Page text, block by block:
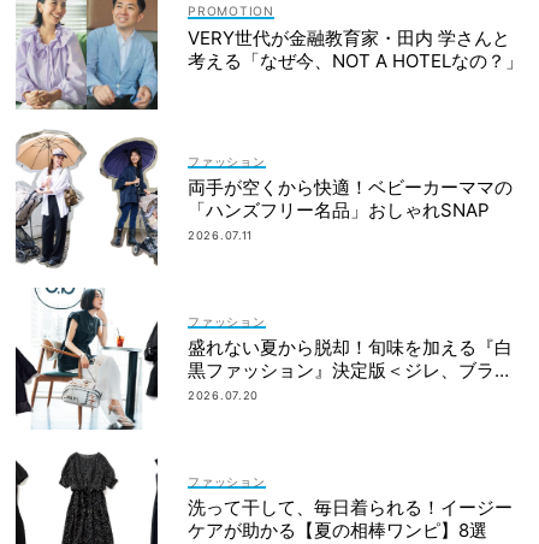
VERY世代が金融教育家・田内 学さんと
考える「なぜ今、NOT A HOTELなの？」
ファッション
両手が空くから快適！ベビーカーママの
「ハンズフリー名品」おしゃれSNAP
2026.07.11
ファッション
盛れない夏から脱却！旬味を加える『白
黒ファッション』決定版＜ジレ、ブラウ
ス、セットアップetc.＞
2026.07.20
ファッション
洗って干して、毎日着られる！イージー
ケアが助かる【夏の相棒ワンピ】8選